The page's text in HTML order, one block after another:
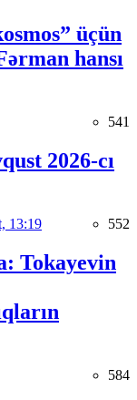
üçün
hansı
541
2026-cı
13:19 552
Tokayevin
584